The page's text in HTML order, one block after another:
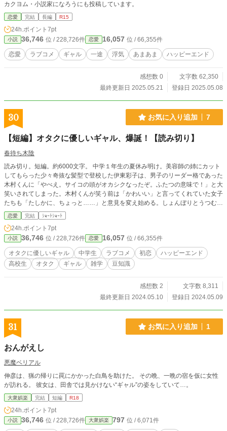
カクヨム・小説家になろうにも投稿しています。
恋愛 完結 長編 R15
24h.ポイント 7pt
小説 36,746 位 / 228,726件 恋愛 16,057 位 / 66,355件
恋愛 ラブコメ ギャル 一途 浮気 あまあま ハッピーエンド
感想数 0
文字数 62,350
最終更新日 2025.05.21
登録日 2025.05.08
30 お気に入り追加 7
【短編】オタクに優しいギャル、爆誕！【読み切り】
春待ち木陰
読み切り。短編。約6000文字。 中学１年生の夏休み明け。美容師の姉にカット
してもらった少々奇抜な髪型で登校した伊東彩子は、男子のリーダー格であった
木村くんに「やべえ。サイコの頭がオカシクなったぞ。ふたつの意味で！」と大
笑いされてしまった。木村くんが笑う前は「かわいい」と言ってくれていた女子
たちも「たしかに、ちょっと……」と意見を変え始める。しょんぼりとうつむい
た彩子だったがそのとき――「ガキどもがッ！！！」といわゆるオタクな奥村く
んが怒声を発した。何故か始まる奥村くんの大演説。クラスのみんなはドン引き
したりポカンとしていたが……彩子のココロにはいくつもセリフが深く突き刺さ
ったりしたのだった。
恋愛 完結 ｼｮｰﾄｼｮｰﾄ
24h.ポイント 7pt
小説 36,746 位 / 228,726件 恋愛 16,057 位 / 66,355件
オタクに優しいギャル 中学生 ラブコメ 初恋
ハッピーエンド
高校生
オタク ギャル 雑学 豆知識
感想数 2
文字数 8,311
最終更新日 2024.05.10
登録日 2024.05.09
31 お気に入り追加 1
おんがえし
悪魔ベリアル
伸彦は、猟の帰りに罠にかかった白鳥を助けた。 その晩、一晩の宿を仮に女性
が訪れる。 彼女は、田舎では見かけない“ギャル”の姿をしていて…。
大衆娯楽 完結 短編 R18
24h.ポイント 7pt
小説 36,746 位 / 228,726件 大衆娯楽 797 位 / 6,071件